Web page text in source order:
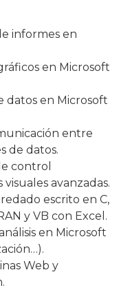
informes en
en Microsoft
datos en Microsoft
entre
de datos.
control
avanzadas.
escrito en C,
y VB con Excel.
en Microsoft
Web y